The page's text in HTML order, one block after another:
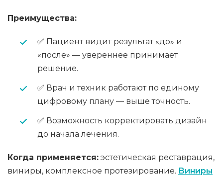
Преимущества:
✅ Пациент видит результат «до» и
«после» — увереннее принимает
решение.
✅ Врач и техник работают по единому
цифровому плану — выше точность.
✅ Возможность корректировать дизайн
до начала лечения.
Когда применяется: эстетическая реставрация,
виниры, комплексное протезирование. Виниры